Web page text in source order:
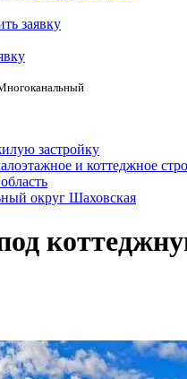
заявку
застройку
и коттеджное
округ Шаховская